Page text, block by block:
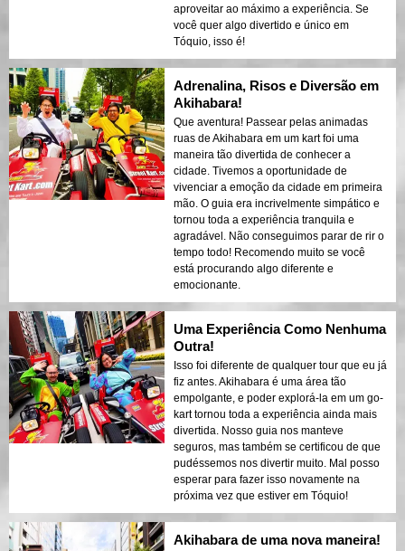
aproveitar ao máximo a experiência. Se
você quer algo divertido e único em
Tóquio, isso é!
Adrenalina, Risos e Diversão em
Akihabara!
Que aventura! Passear pelas animadas
ruas de Akihabara em um kart foi uma
maneira tão divertida de conhecer a
cidade. Tivemos a oportunidade de
vivenciar a emoção da cidade em primeira
mão. O guia era incrivelmente simpático e
tornou toda a experiência tranquila e
agradável. Não conseguimos parar de rir o
tempo todo! Recomendo muito se você
está procurando algo diferente e
emocionante.
Uma Experiência Como Nenhuma
Outra!
Isso foi diferente de qualquer tour que eu já
fiz antes. Akihabara é uma área tão
empolgante, e poder explorá-la em um go-
kart tornou toda a experiência ainda mais
divertida. Nosso guia nos manteve
seguros, mas também se certificou de que
pudéssemos nos divertir muito. Mal posso
esperar para fazer isso novamente na
próxima vez que estiver em Tóquio!
Akihabara de uma nova maneira!